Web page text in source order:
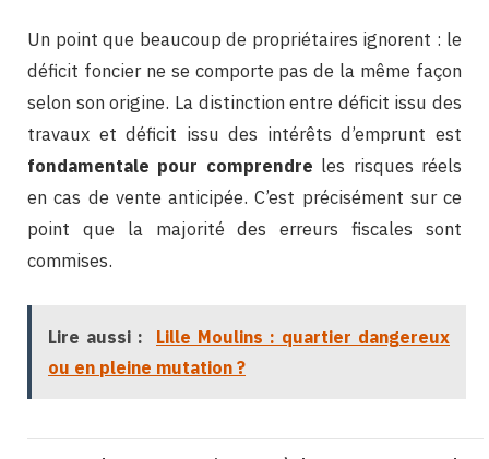
Un point que beaucoup de propriétaires ignorent : le
déficit foncier ne se comporte pas de la même façon
selon son origine. La distinction entre déficit issu des
travaux et déficit issu des intérêts d’emprunt est
fondamentale pour comprendre les risques réels
en cas de vente anticipée. C’est précisément sur ce
point que la majorité des erreurs fiscales sont
commises.
Lire aussi :
Lille Moulins : quartier dangereux
ou en pleine mutation ?